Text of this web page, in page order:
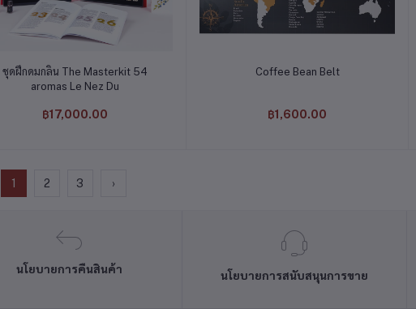
หยิบใส่ตะกร้า
ชุดฝึกดมกลิ่น The Masterkit 54
aromas Le Nez Du
฿17,000.00
หยิบใส่ตะกร้า
Coffee Bean Belt
฿1,600.00
1 2 3 ›
นโยบายการคืนสินค้า
นโยบายการสนับสนุนการขาย